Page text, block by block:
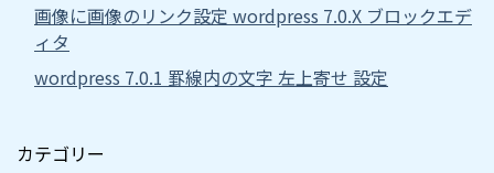
画像に画像のリンク設定 wordpress 7.0.X ブロックエデ
ィタ
wordpress 7.0.1 罫線内の文字 左上寄せ 設定
カテゴリー